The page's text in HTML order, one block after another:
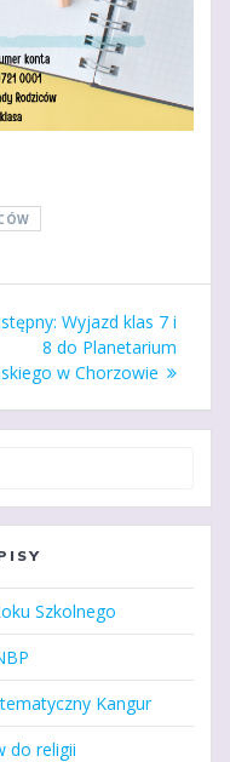
Następny
wpis:
Wyjazd klas 7 i
8 do Planetarium
w Chorzowie
Szkolnego
Kangur
do religii